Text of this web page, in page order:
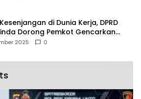
di Dunia Kerja, DPRD
Dorong Pemkot Gencarkan
Perempuan
2025 0